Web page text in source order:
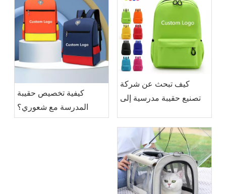
كيف تبحث عن شركة
تصنيع حقيبة مدرسية إلى
شعوري؟
كيفية تخصيص حقيبة
المدرسة مع شعوري؟